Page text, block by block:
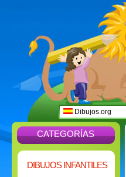
Dibujos.org
CATEGORÍAS
DIBUJOS INFANTILES